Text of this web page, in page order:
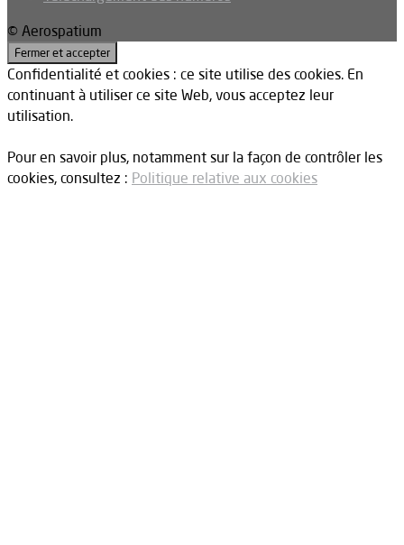
© Aerospatium
Confidentialité et cookies : ce site utilise des cookies. En
continuant à utiliser ce site Web, vous acceptez leur
utilisation.
Pour en savoir plus, notamment sur la façon de contrôler les
cookies, consultez : Politique relative aux cookies